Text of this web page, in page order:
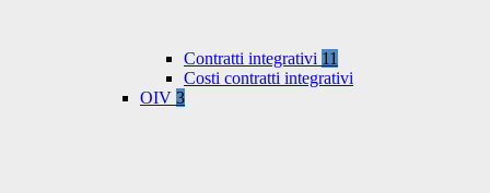
Contratti integrativi 11
Costi contratti integrativi
OIV 3